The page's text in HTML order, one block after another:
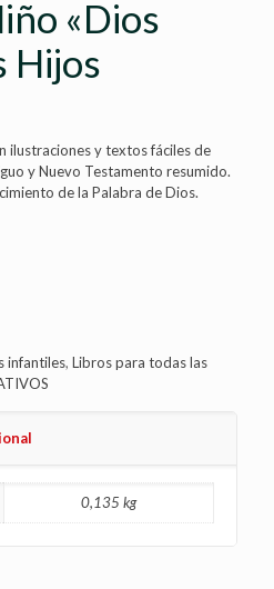
«Dios
Hijos
ilustraciones y textos fáciles de
y Nuevo Testamento resumido.
de la Palabra de Dios.
infantiles, Libros para todas las
0,135 kg